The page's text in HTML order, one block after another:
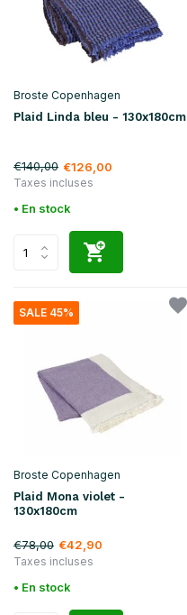
Broste Copenhagen
Plaid Linda bleu - 130x180cm
€140,00 €126,00
Taxes incluses
• En stock
SALE 45%
Broste Copenhagen
Plaid Mona violet -
130x180cm
€78,00 €42,90
Taxes incluses
• En stock